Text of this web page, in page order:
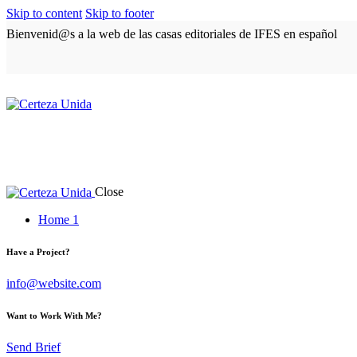
Skip to content Skip to footer
Bienvenid@s a la web de las casas editoriales de IFES en español
Close
Home 1
Have a Project?
info@website.com
Want to Work With Me?
Send Brief